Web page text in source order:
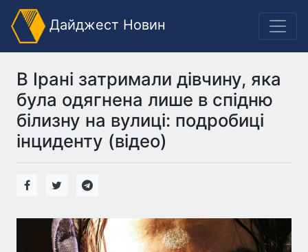
Дайджест Новин
В Ірані затримали дівчину, яка
була одягнена лише в спідню
білизну на вулиці: подробиці
інциденту (відео)